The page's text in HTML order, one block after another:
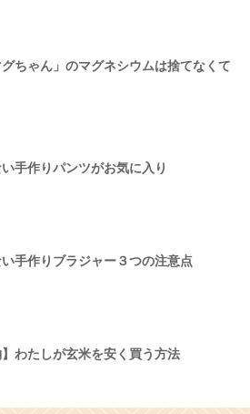
グちゃん」のマグネシウムは捨てなくて
手作りパンツがお気に入り
手作りブラジャー３つの注意点
】わたしが玄米を安く買う方法